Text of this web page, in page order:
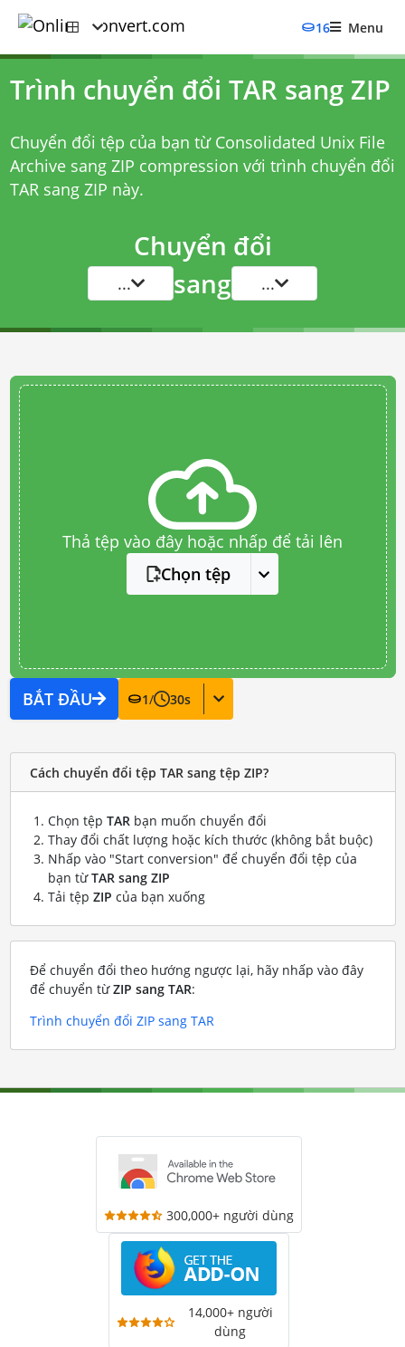
16 Menu
Trình chuyển đổi TAR sang ZIP
Chuyển đổi tệp của bạn từ Consolidated Unix File
Archive sang ZIP compression với trình chuyển đổi
TAR sang ZIP này.
Chuyển đổi
... sang ...
Thả tệp vào đây hoặc nhấp để tải lên
Chọn tệp
BẮT ĐẦU 1/ 30s
Cách chuyển đổi tệp TAR sang tệp ZIP?
Chọn tệp TARbạn muốn chuyển đổi
Thay đổi chất lượng hoặc kích thước (không bắt buộc)
Nhấp vào "Start conversion" để chuyển đổi tệp của
bạn từTAR sang ZIP
Tải tệp ZIP của bạn xuống
Để chuyển đổi theo hướng ngược lại, hãy nhấp vào đây
để chuyển từZIP sang TAR:
Trình chuyển đổi ZIP sang TAR
300,000+ người dùng
14,000+ người
dùng